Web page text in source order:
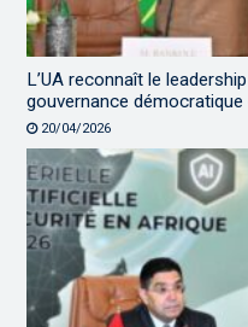
L’UA reconnaît le
gouvernance démocratique
20/04/2026